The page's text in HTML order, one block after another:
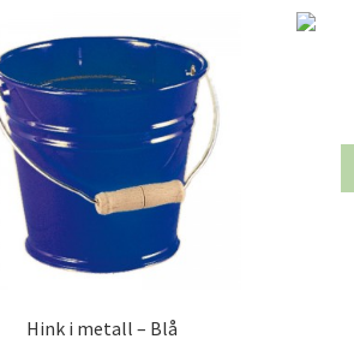
Hink i metall – Blå